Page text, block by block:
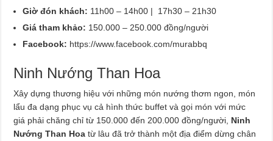
Giờ đón khách: 11h00 – 14h00 | 17h30 – 21h30
Giá tham khảo: 150.000 – 250.000 đồng/người
Facebook: https://www.facebook.com/murabbq
Ninh Nướng Than Hoa
Xây dựng thương hiệu với những món nướng thơm ngon, món
lẩu đa dạng phục vụ cả hình thức buffet và gọi món với mức
giá phải chăng chỉ từ 150.000 đến 200.000 đồng/người, Ninh
Nướng Than Hoa từ lâu đã trở thành một địa điểm dừng chân